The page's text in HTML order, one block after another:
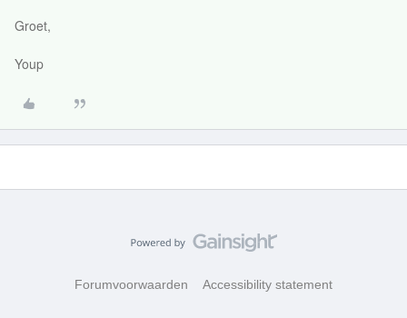
Groet,
Youp
Forumvoorwaarden Accessibility statement